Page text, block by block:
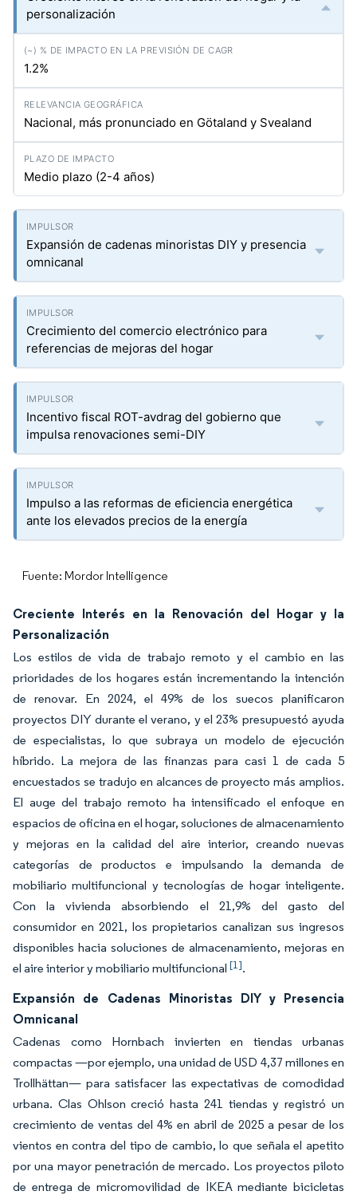
personalización
1.2%
Nacional, más pronunciado en Götaland y Svealand
Medio plazo (2-4 años)
Expansión de cadenas minoristas DIY y presencia
omnicanal
Crecimiento del comercio electrónico para
referencias de mejoras del hogar
Incentivo fiscal ROT-avdrag del gobierno que
impulsa renovaciones semi-DIY
Impulso a las reformas de eficiencia energética
ante los elevados precios de la energía
Fuente: Mordor Intelligence
Creciente Interés en la Renovación del Hogar y la
Personalización
Los estilos de vida de trabajo remoto y el cambio en las
prioridades de los hogares están incrementando la intención
de renovar. En 2024, el 49% de los suecos planificaron
proyectos DIY durante el verano, y el 23% presupuestó ayuda
de especialistas, lo que subraya un modelo de ejecución
híbrido. La mejora de las finanzas para casi 1 de cada 5
encuestados se tradujo en alcances de proyecto más amplios.
El auge del trabajo remoto ha intensificado el enfoque en
espacios de oficina en el hogar, soluciones de almacenamiento
y mejoras en la calidad del aire interior, creando nuevas
categorías de productos e impulsando la demanda de
mobiliario multifuncional y tecnologías de hogar inteligente.
Con la vivienda absorbiendo el 21,9% del gasto del
consumidor en 2021, los propietarios canalizan sus ingresos
disponibles hacia soluciones de almacenamiento, mejoras en
el aire interior y mobiliario multifuncional [1].
Expansión de Cadenas Minoristas DIY y Presencia
Omnicanal
Cadenas como Hornbach invierten en tiendas urbanas
compactas —por ejemplo, una unidad de USD 4,37 millones en
Trollhättan— para satisfacer las expectativas de comodidad
urbana. Clas Ohlson creció hasta 241 tiendas y registró un
crecimiento de ventas del 4% en abril de 2025 a pesar de los
vientos en contra del tipo de cambio, lo que señala el apetito
por una mayor penetración de mercado. Los proyectos piloto
de entrega de micromovilidad de IKEA mediante bicicletas